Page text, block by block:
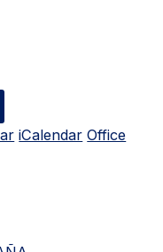
iCalendar Office